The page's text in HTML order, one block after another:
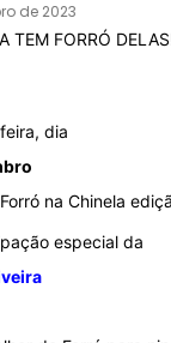
de 2023
TEM FORRÓ
dia
na Chinela
especial da